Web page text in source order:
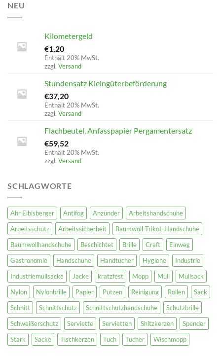
NEU
Kilometergeld
€1,20
Enthält 20% MwSt.
zzgl. Versand
Stundensatz Kleingüterbeförderung
€37,20
Enthält 20% MwSt.
zzgl. Versand
Flachbeutel, Anfasspapier Pergamentersatz
€59,52
Enthält 20% MwSt.
zzgl. Versand
SCHLAGWORTE
Ahr Eibisberger Antifog Anzünder
Arbeitshandschuhe
Arbeitsschutz
Arbeitssicherheit
Baumwoll-Trikot-Handschuhe
Baumwollhandschuhe
Beschichtet Brille Craft
Einweg
Gastronomie
Handschuhe Handtücher Hygiene
Industrie
Industriemüllsäcke
Jacke kratzfest Mopp Müll
Müllsack
Nylon
Nylonbrille Papier Putzen Reinigung Rollen
Sack
Schnitt
Schnittschutz Schnittschutzhandschuhe
Schutzbrille
Schweißerschutz
Serviette Servietten Shitzkerzen
Spender
Stark
Säcke Tischkerzen Tuch Tücher Wischmopp